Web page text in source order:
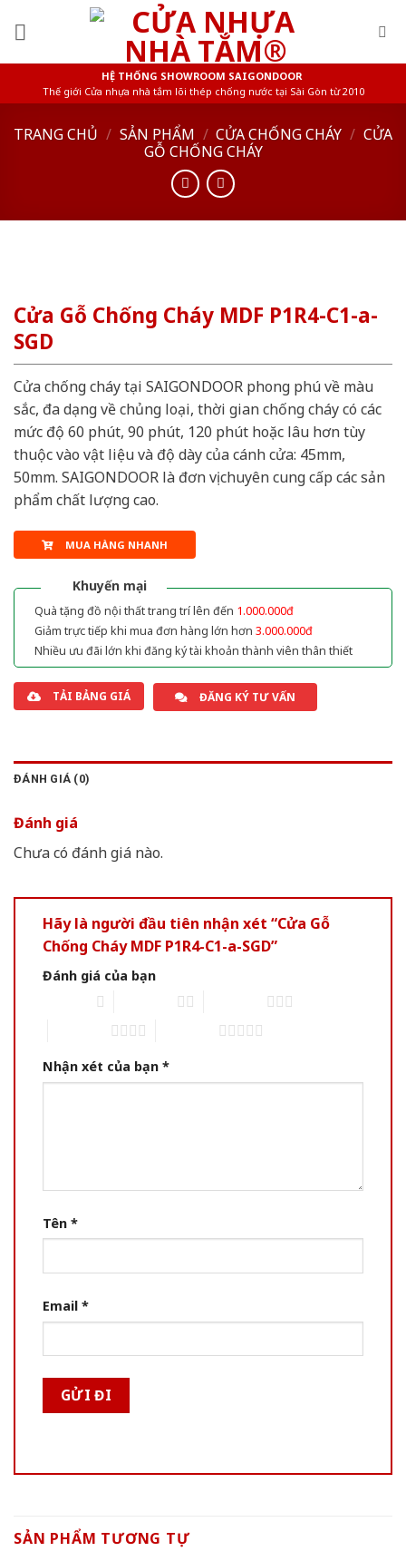
HỆ THỐNG SHOWROOM SAIGONDOOR
Thế giới Cửa nhựa nhà tắm lõi thép chống nước tại Sài Gòn từ 2010
TRANG CHỦ / SẢN PHẨM / CỬA CHỐNG CHÁY / CỬA
GỖ CHỐNG CHÁY
Cửa Gỗ Chống Cháy MDF P1R4-C1-a-
SGD
Cửa chống cháy tại SAIGONDOOR phong phú về màu
sắc, đa dạng về chủng loại, thời gian chống cháy có các
mức độ 60 phút, 90 phút, 120 phút hoặc lâu hơn tùy
thuộc vào vật liệu và độ dày của cánh cửa: 45mm,
50mm. SAIGONDOOR là đơn vị chuyên cung cấp các sản
phẩm chất lượng cao.
MUA HÀNG NHANH
Khuyến mại
Quà tặng đồ nội thất trang trí lên đến 1.000.000đ
Giảm trực tiếp khi mua đơn hàng lớn hơn 3.000.000đ
Nhiều ưu đãi lớn khi đăng ký tài khoản thành viên thân thiết
TẢI BẢNG GIÁ ĐĂNG KÝ TƯ VẤN
ĐÁNH GIÁ (0)
Đánh giá
Chưa có đánh giá nào.
Hãy là người đầu tiên nhận xét “Cửa Gỗ
Chống Cháy MDF P1R4-C1-a-SGD”
Đánh giá của bạn
Nhận xét của bạn *
Tên *
Email *
SẢN PHẨM TƯƠNG TỰ